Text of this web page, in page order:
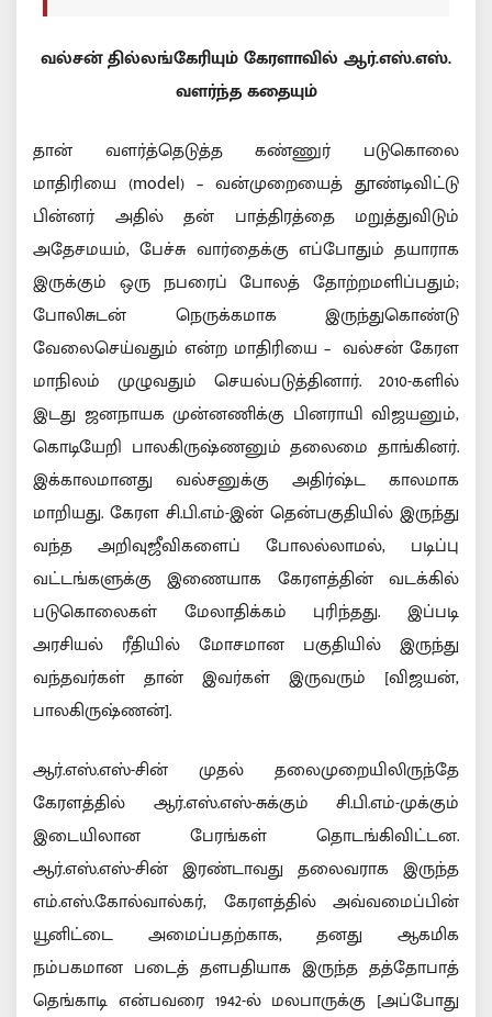
வல்சன் தில்லங்கேரியும் கேரளாவில் ஆர்.எஸ்.எஸ்.
வளர்ந்த கதையும்
தான் வளர்த்தெடுத்த கண்ணுர் படுகொலை
மாதிரியை (model) – வன்முறையைத் தூண்டிவிட்டு
பின்னர் அதில் தன் பாத்திரத்தை மறுத்துவிடும்
அதேசமயம், பேச்சு வார்தைக்கு எப்போதும் தயாராக
இருக்கும் ஒரு நபரைப் போலத் தோற்றமளிப்பதும்;
போலிசுடன் நெருக்கமாக இருந்துகொண்டு
வேலைசெய்வதும் என்ற மாதிரியை – வல்சன் கேரள
மாநிலம் முழுவதும் செயல்படுத்தினார். 2010-களில்
இடது ஜனநாயக முன்னணிக்கு பினராயி விஜயனும்,
கொடியேறி பாலகிருஷ்ணனும் தலைமை தாங்கினர்.
இக்காலமானது வல்சனுக்கு அதிர்ஷ்ட காலமாக
மாறியது. கேரள சி.பி.எம்-இன் தென்பகுதியில் இருந்து
வந்த அறிவுஜீவிகளைப் போலல்லாமல், படிப்பு
வட்டங்களுக்கு இணையாக கேரளத்தின் வடக்கில்
படுகொலைகள் மேலாதிக்கம் புரிந்தது. இப்படி
அரசியல் ரீதியில் மோசமான பகுதியில் இருந்து
வந்தவர்கள் தான் இவர்கள் இருவரும் [விஜயன்,
பாலகிருஷ்ணன்].
ஆர்.எஸ்.எஸ்-சின் முதல் தலைமுறையிலிருந்தே
கேரளத்தில் ஆர்.எஸ்.எஸ்-சுக்கும் சி.பி.எம்-முக்கும்
இடையிலான பேரங்கள் தொடங்கிவிட்டன.
ஆர்.எஸ்.எஸ்-சின் இரண்டாவது தலைவராக இருந்த
எம்.எஸ்.கோல்வால்கர், கேரளத்தில் அவ்வமைப்பின்
யூனிட்டை அமைப்பதற்காக, தனது ஆகமிக
நம்பகமான படைத் தளபதியாக இருந்த தத்தோபாத்
தெங்காடி என்பவரை 1942-ல் மலபாருக்கு [அப்போது